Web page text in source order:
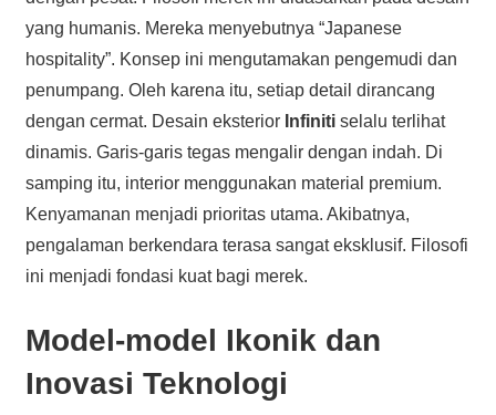
yang humanis. Mereka menyebutnya “Japanese
hospitality”. Konsep ini mengutamakan pengemudi dan
penumpang. Oleh karena itu, setiap detail dirancang
dengan cermat. Desain eksterior Infinitiselalu terlihat
dinamis. Garis-garis tegas mengalir dengan indah. Di
samping itu, interior menggunakan material premium.
Kenyamanan menjadi prioritas utama. Akibatnya,
pengalaman berkendara terasa sangat eksklusif. Filosofi
ini menjadi fondasi kuat bagi merek.
Model-model Ikonik dan
Inovasi Teknologi